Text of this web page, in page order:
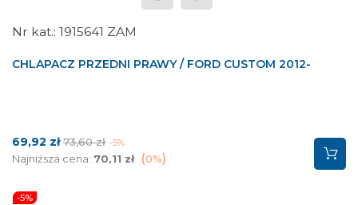
1915641 ZAM
CHLAPACZ PRZEDNI PRAWY / FORD CUSTOM 2012-
Cena
69,92 zł Cena
podstawowa
73,60 zł -5%
Najniższa cena: 70,11 zł 0%
-5%